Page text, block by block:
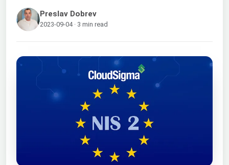
Preslav Dobrev
2023-09-04 · 3 min read